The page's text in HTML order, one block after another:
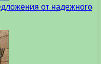
от надежного